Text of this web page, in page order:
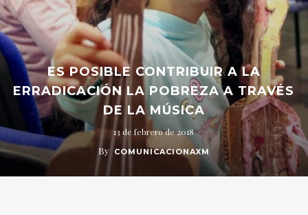
ES POSIBLE CONTRIBUIR A LA
ERRADICACIÓN LA POBREZA A TRAVÉS
DE LA MÚSICA
13 de febrero de 2018
By COMUNICACIONAXM